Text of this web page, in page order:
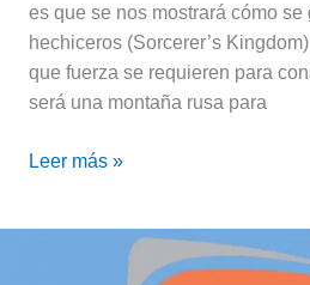
es que se nos mostrará cómo
hechiceros (Sorcerer’s
que fuerza se requieren para
será una montaña rusa para
película
Leer más »